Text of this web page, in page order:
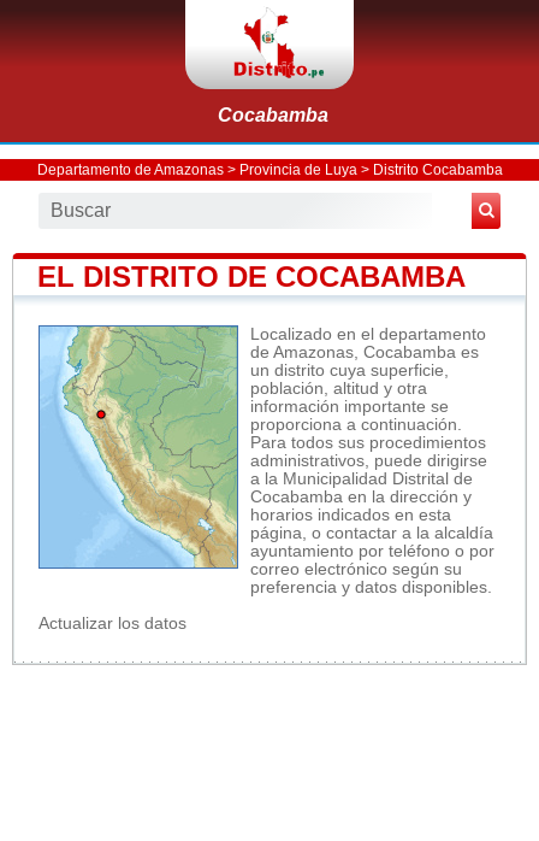
Cocabamba
Departamento de Amazonas> Provincia de Luya > Distrito Cocabamba
EL DISTRITO DE COCABAMBA
Localizado en el departamento
de Amazonas, Cocabamba es
un distrito cuya superficie,
población, altitud y otra
información importante se
proporciona a continuación.
Para todos sus procedimientos
administrativos, puede dirigirse
a la Municipalidad Distrital de
Cocabamba en la dirección y
horarios indicados en esta
página, o contactar a la alcaldía
ayuntamiento por teléfono o por
correo electrónico según su
preferencia y datos disponibles.
Actualizar los datos